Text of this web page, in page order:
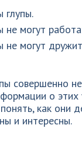
глупы.
не могут
не могут
совершенно
о этих
как они
и интересны.